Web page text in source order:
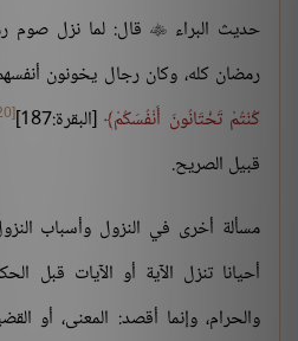
حديث البراء قال: لما نزل صوم
رمضان كله، وكان رجال يخونون
كُنْتُمْ تَخْتَانُونَ أَنْفُسَكُمْ [البقرة:187] [20]
قبيل الصريح.
مسألة أخرى في النزول وأسباب
أحيانا تنزل الآية أو الآيات قبل
والحرام، وإنما أقصد: المعنى، أو